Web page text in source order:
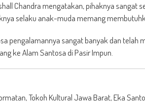
Chandra mengatakan, pihaknya sangat
selaku anak-muda memang
pengalamannya sangat banyak dan telah
ke Alam Santosa di Pasir Impun.
Tokoh Kultural Jawa Barat, Eka